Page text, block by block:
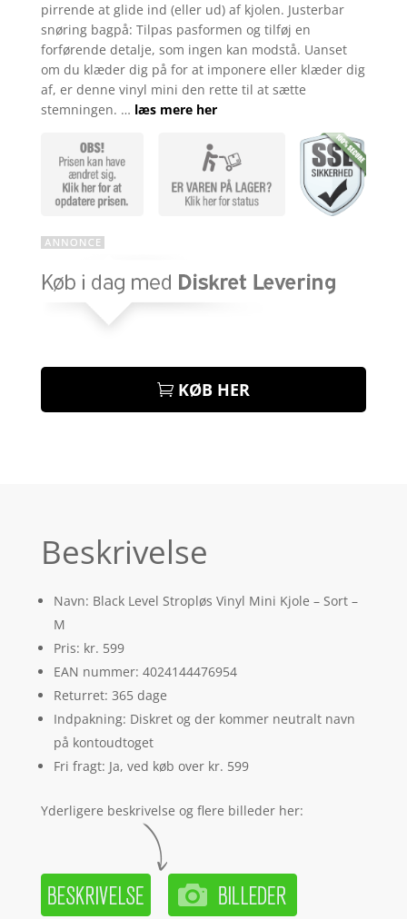
pirrende at glide ind (eller ud) af kjolen. Justerbar
snøring bagpå: Tilpas pasformen og tilføj en
forførende detalje, som ingen kan modstå. Uanset
om du klæder dig på for at imponere eller klæder dig
af, er denne vinyl mini den rette til at sætte
stemningen. … læs mere her
KØB HER
Beskrivelse
Navn: Black Level Stropløs Vinyl Mini Kjole – Sort –
M
Pris: kr. 599
EAN nummer: 4024144476954
Returret: 365 dage
Indpakning: Diskret og der kommer neutralt navn
på kontoudtoget
Fri fragt: Ja, ved køb over kr. 599
Yderligere beskrivelse og flere billeder her: